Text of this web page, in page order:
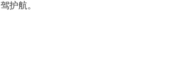
驾护航。